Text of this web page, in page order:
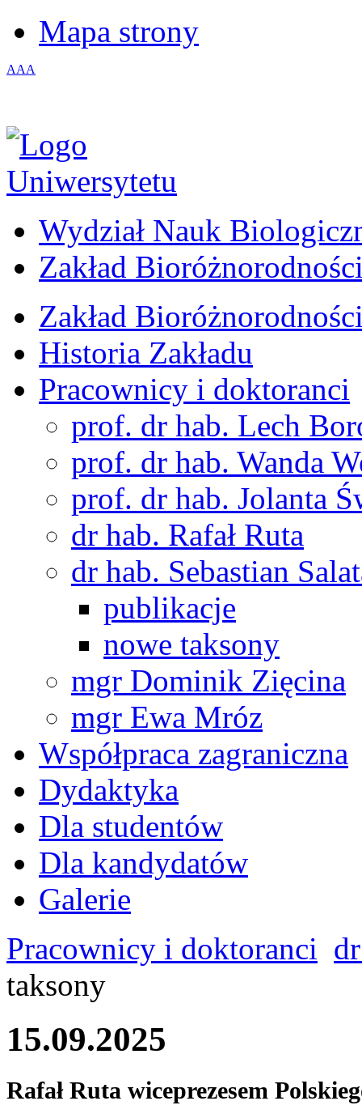
Mapa strony
AAA
Wydział Nauk
Zakład
Zakład
Historia Zakładu
Pracownicy i doktoranci
prof. dr hab. Lech
prof. dr hab. Wanda
prof. dr hab. Jolanta
dr hab. Rafał Ruta
dr hab. Sebastian
publikacje
nowe taksony
mgr Dominik Zięcina
mgr Ewa Mróz
Współpraca zagraniczna
Dydaktyka
Dla studentów
Dla kandydatów
Galerie
Pracownicy i doktoranci
taksony
15.09.2025
Rafał Ruta wiceprezesem